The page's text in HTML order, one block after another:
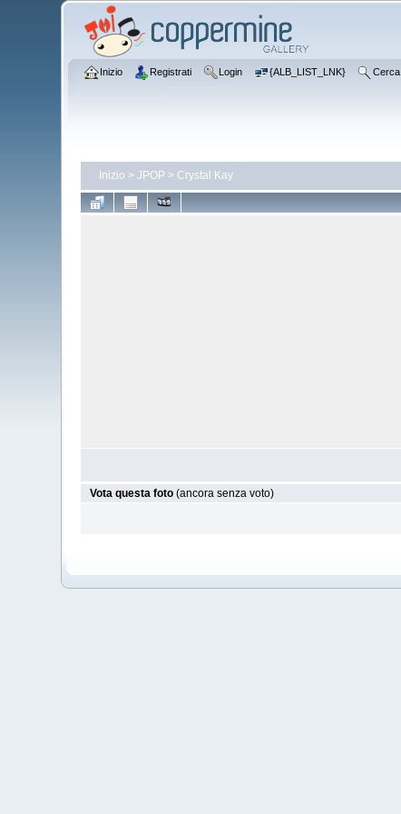
Inizio Registrati Login {ALB_LIST_LNK} Cerca
Inizio > JPOP > Crystal Kay
Vota questa foto (ancora senza voto)